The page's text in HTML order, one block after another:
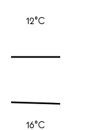
12°C
16°C